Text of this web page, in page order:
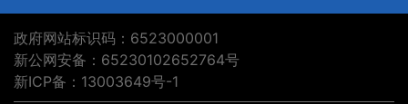
政府网站标识码：6523000001
新公网安备：65230102652764号
新ICP备：13003649号-1